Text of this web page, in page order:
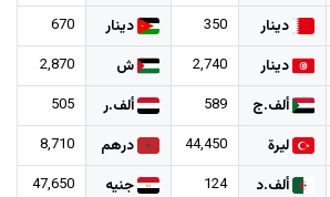
دينار 350 دينار
670
دينار 2,740 ش
2,870
ألف.ج 589 ألف.ر 505
ليرة 44,450 درهم
8,710
ألف.د 124 جنيه 47,650